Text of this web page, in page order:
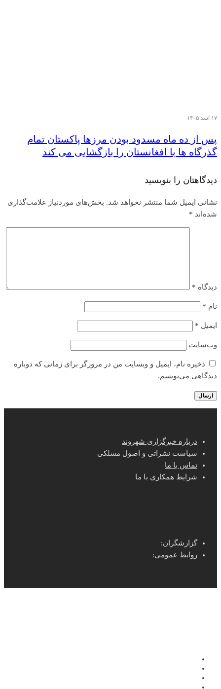
۱۷ اسد ۱۴۰۵
پس از ده ماه مسدود بودن مرزها پاکستان تمام
گذرگاه ها با افغانستان را بازگشایی می کند
دیدگاهتان را بنویسید
نشانی ایمیل شما منتشر نخواهد شد. بخش‌های موردنیاز علامت‌گذاری
شده‌اند *
دیدگاه *
نام *
ایمیل *
وب‌سایت
ذخیره نام، ایمیل و وبسایت من در مرورگر برای زمانی که دوباره
دیدگاهی می‌نویسم.
درباره خبرگزاری شهروند
سیاست نشراتی و اصول مسلکی
تماس با ما
شرایط همکاری با ما
گزارشگران:
روابط عمومی: